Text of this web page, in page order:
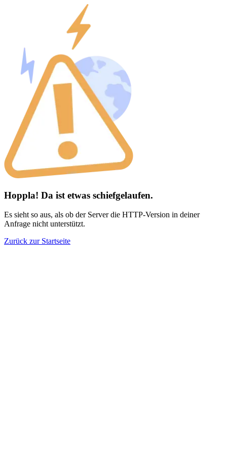
Hoppla! Da ist etwas schiefgelaufen.
Es sieht so aus, als ob der Server die HTTP-Version in deiner
Anfrage nicht unterstützt.
Zurück zur Startseite